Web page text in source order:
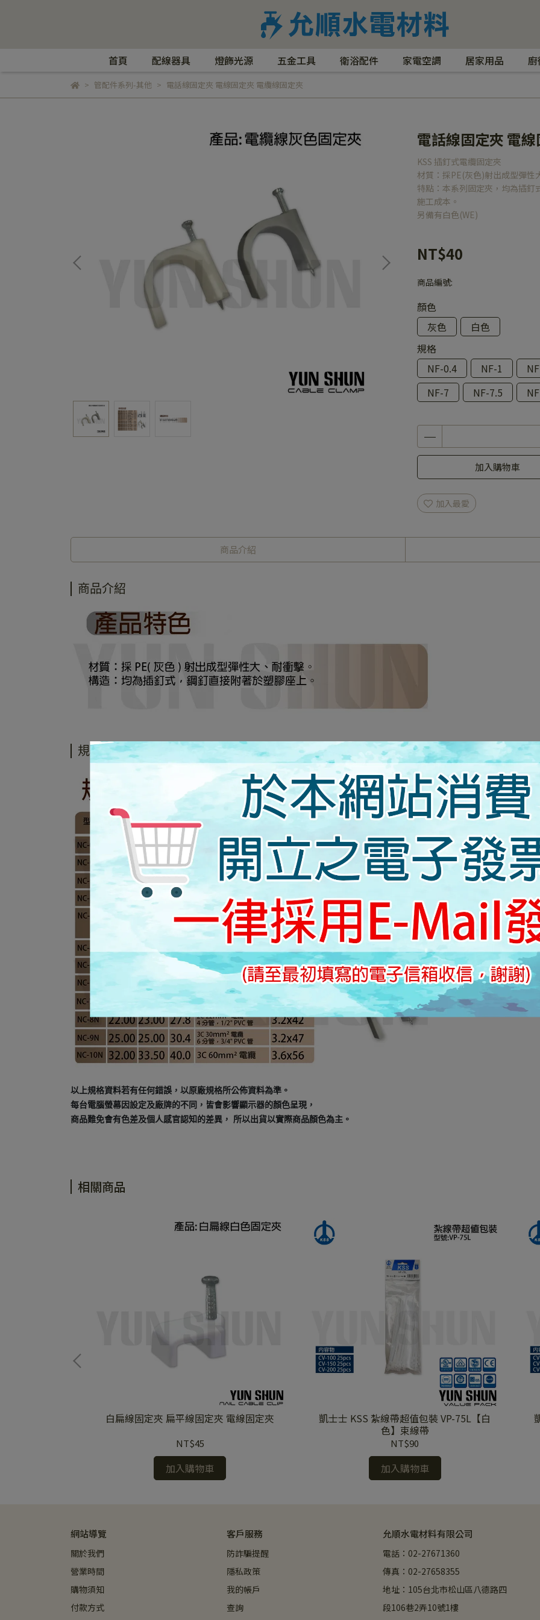
首頁 配線器具 燈飾光源 五金工具 衛浴配件 家電空調 居家用品
管配件系列-其他 電話線固定夾 電線固定夾 電纜線固定夾
電話線固定夾 電
KSS 插釘式電纜固定夾
材質：採PE(灰色)射出成型彈性
特點：本系列固定夾，均為插
施工成本。
另備有白色(WE)
NT$40
商品編號:
顏色
灰色
白色
規格
NF-0.4
NF-1
NF-7
NF-7.5
加入購物車
加入最愛
商品介紹
商品介紹
規格說明
以上規格資料若有任何錯誤，以原廠規格所公佈資料為準。
每台電腦螢幕因設定及廠牌的不同，皆會影響顯示器的顏色呈現，
商品難免會有色差及個人感官認知的差異， 所以出貨以實際商品顏色為主。
相關商品
白扁線固定夾 扁平線固定夾 電線固定夾
NT$45
加入購物車
凱士士 KSS 紮線帶超值包裝 VP-75L【白
色】束線帶
NT$90
加入購物車
網站導覽
關於我們
營業時間
購物須知
付款方式
客戶服務
防詐騙提醒
隱私政策
我的帳戶
查詢
允順水電材料有限公司
電話：02-27671360
傳真：02-27658355
地址：105台北市松山區八德路四
段106巷2弄10號1樓